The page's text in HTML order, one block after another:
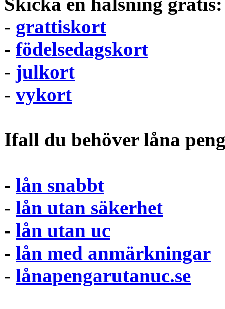
- grattiskort
- födelsedagskort
- julkort
- vykort
Ifall du behöver låna
- lån snabbt
- lån utan säkerhet
- lån utan uc
- lån med anmärkningar
- lånapengarutanuc.se